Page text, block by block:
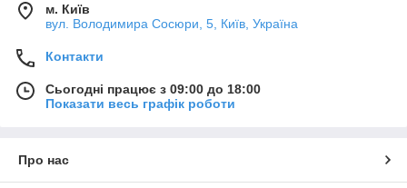
м. Київ
вул. Володимира Сосюри, 5, Київ, Україна
Контакти
Сьогодні працює з 09:00 до 18:00
Показати весь графік роботи
Про нас